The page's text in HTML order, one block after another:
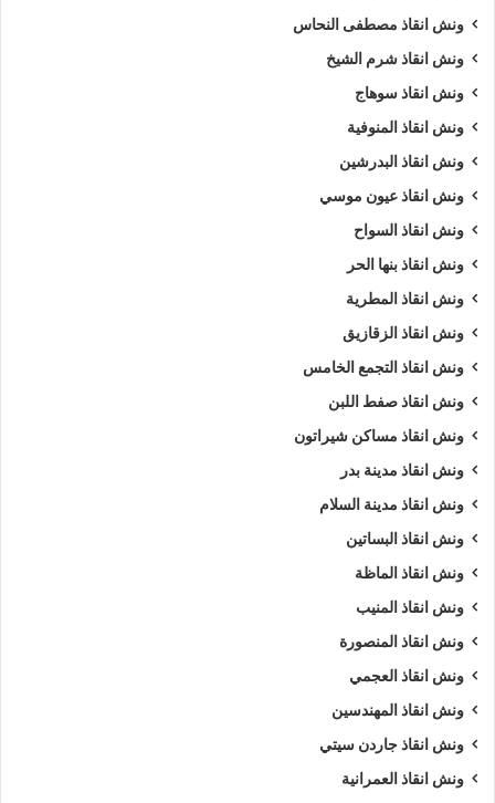
ونش انقاذ مصطفى النحاس
ونش انقاذ شرم الشيخ
ونش انقاذ سوهاج
ونش انقاذ المنوفية
ونش انقاذ البدرشين
ونش انقاذ عيون موسي
ونش انقاذ السواح
ونش انقاذ بنها الحر
ونش انقاذ المطرية
ونش انقاذ الزقازيق
ونش انقاذ التجمع الخامس
ونش انقاذ صفط اللبن
ونش انقاذ مساكن شيراتون
ونش انقاذ مدينة بدر
ونش انقاذ مدينة السلام
ونش انقاذ البساتين
ونش انقاذ الماظة
ونش انقاذ المنيب
ونش انقاذ المنصورة
ونش انقاذ العجمي
ونش انقاذ المهندسين
ونش انقاذ جاردن سيتي
ونش انقاذ العمرانية